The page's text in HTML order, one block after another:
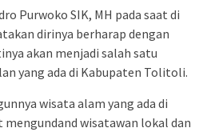
Purwoko SIK, MH pada saat di
dirinya berharap dengan
akan menjadi salah satu
yang ada di Kabupaten Tolitoli.
wisata alam yang ada di
mengundand wisatawan lokal dan